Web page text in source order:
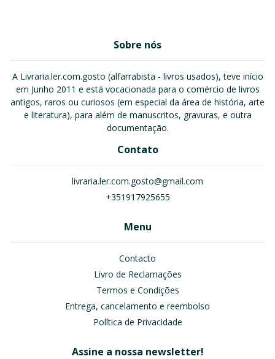
Sobre nós
A Livraria.ler.com.gosto (alfarrabista - livros usados), teve início
em Junho 2011 e está vocacionada para o comércio de livros
antigos, raros ou curiosos (em especial da área de história, arte
e literatura), para além de manuscritos, gravuras, e outra
documentação.
Contato
livraria.ler.com.gosto@gmail.com
+351917925655
Menu
Contacto
Livro de Reclamações
Termos e Condições
Entrega, cancelamento e reembolso
Política de Privacidade
Assine a nossa newsletter!